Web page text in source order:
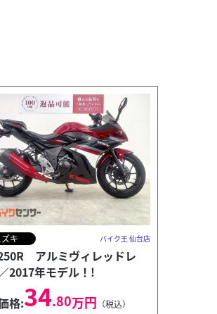
ズキ バイク王 仙台店
アルミヴィレッドレ
2017年モデル！!
格:34.80万円 （税込）